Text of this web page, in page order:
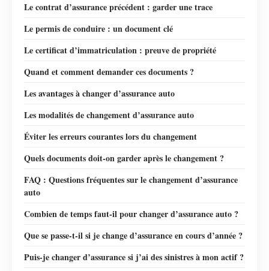
Le contrat d’assurance précédent : garder une trace
Le permis de conduire : un document clé
Le certificat d’immatriculation : preuve de propriété
Quand et comment demander ces documents ?
Les avantages à changer d’assurance auto
Les modalités de changement d’assurance auto
Éviter les erreurs courantes lors du changement
Quels documents doit-on garder après le changement ?
FAQ : Questions fréquentes sur le changement d’assurance
auto
Combien de temps faut-il pour changer d’assurance auto ?
Que se passe-t-il si je change d’assurance en cours d’année ?
Puis-je changer d’assurance si j’ai des sinistres à mon actif ?